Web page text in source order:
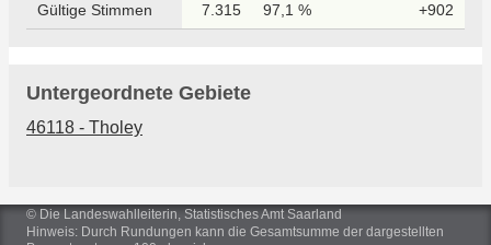
Gültige Stimmen 7.315 97,1 % +902
Untergeordnete Gebiete
46118 - Tholey
© Die Landeswahlleiterin, Statistisches Amt Saarland
Hinweis: Durch Rundungen kann die Gesamtsumme der dargestellten